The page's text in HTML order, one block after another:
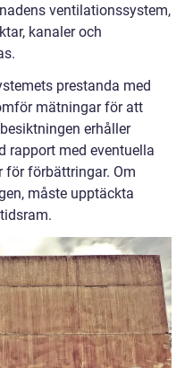
ventilationssystem,
kanaler och
prestanda med
mätningar för att
erhåller
rapport med eventuella
för förbättringar. Om
måste upptäckta